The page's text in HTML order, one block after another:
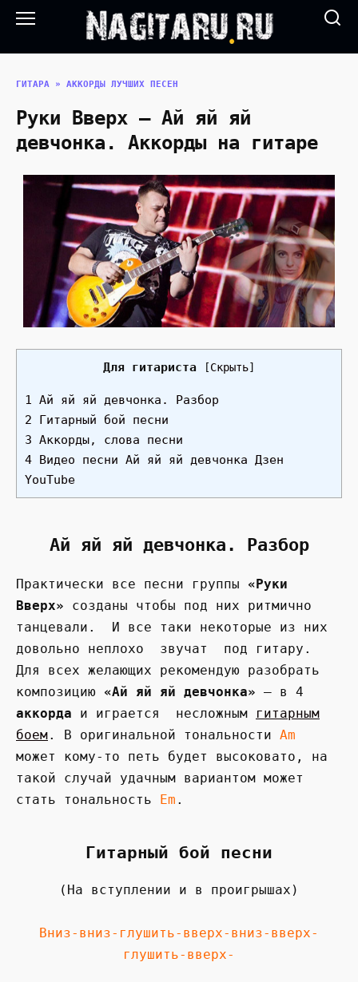
Перейти
ГИТАРА » АККОРДЫ ЛУЧШИХ ПЕСЕН
Руки Вверх — Ай яй яй
девчонка. Аккорды на гитаре
Для гитариста [Скрыть]
1 Ай яй яй девчонка. Разбор
2 Гитарный бой песни
3 Аккорды, слова песни
4 Видео песни Ай яй яй девчонка Дзен
YouTube
Ай яй яй девчонка. Разбор
Практически все песни группы «Руки
Вверх» созданы чтобы под них ритмично
танцевали. И все таки некоторые из них
довольно неплохо звучат под гитару.
Для всех желающих рекомендую разобрать
композицию «Ай яй яй девчонка» — в 4
аккорда и играется несложным
гитарным
боем. В оригинальной тональности Am
может кому-то петь будет высоковато, на
такой случай удачным вариантом может
стать тональность Em .
Гитарный бой песни
(На вступлении и в проигрышах)
Вниз-вниз-глушить-вверх-вниз-вверх-
глушить-вверх-